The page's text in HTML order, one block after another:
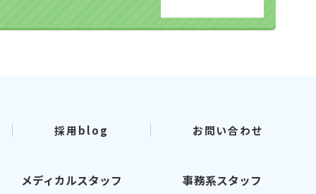
採用blog お問い合わせ
メディカルスタッフ 事務系スタッフ